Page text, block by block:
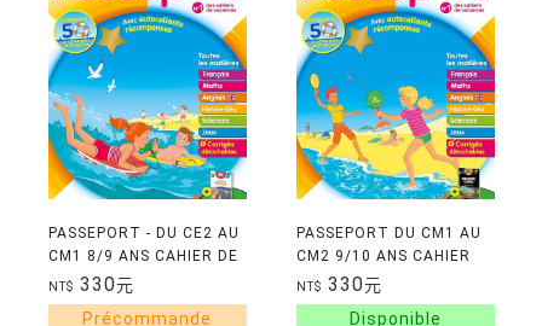
PASSEPORT - DU CE2 AU
CM1 8/9 ANS CAHIER DE
VACANCES 2026
NT$ 330元
PASSEPORT DU CM1 AU
CM2 9/10 ANS CAHIER
DE VACANCES 2026
NT$ 330元